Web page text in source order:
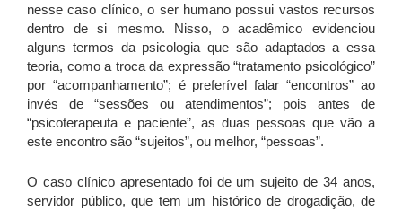
nesse caso clínico, o ser humano possui vastos recursos
dentro de si mesmo. Nisso, o acadêmico evidenciou
alguns termos da psicologia que são adaptados a essa
teoria, como a troca da expressão “tratamento psicológico”
por “acompanhamento”; é preferível falar “encontros” ao
invés de “sessões ou atendimentos”; pois antes de
“psicoterapeuta e paciente”, as duas pessoas que vão a
este encontro são “sujeitos”, ou melhor, “pessoas”.
O caso clínico apresentado foi de um sujeito de 34 anos,
servidor público, que tem um histórico de drogadição, de